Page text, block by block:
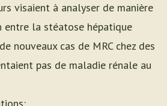
visaient à analyser de manière
entre la stéatose hépatique
nouveaux cas de MRC chez des
pas de maladie rénale au